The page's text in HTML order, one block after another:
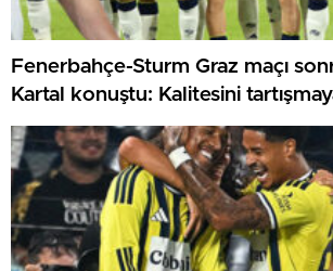
Fenerbahçe-Sturm Graz maçı
Kartal konuştu: Kalitesini